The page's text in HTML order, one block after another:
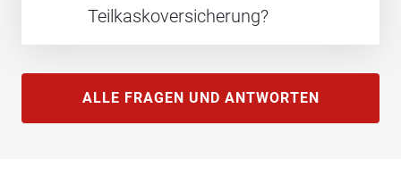
Teilkaskoversicherung?
ALLE FRAGEN UND ANTWORTEN